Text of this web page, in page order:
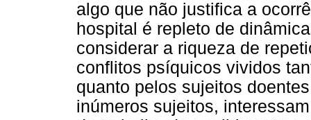
algo que não justifica a
hospital é repleto de
considerar a riqueza de
conflitos psíquicos vividos
quanto pelos sujeitos
inúmeros sujeitos,